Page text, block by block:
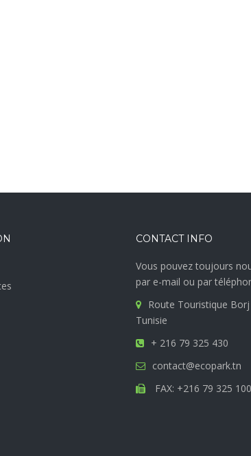
CONTACT INFO
Vous pouvez toujours
par e-mail ou par
Route Touristique
Tunisie
+ 216 79 325 430
contact@ecopark.tn
FAX: +216 79 325 100